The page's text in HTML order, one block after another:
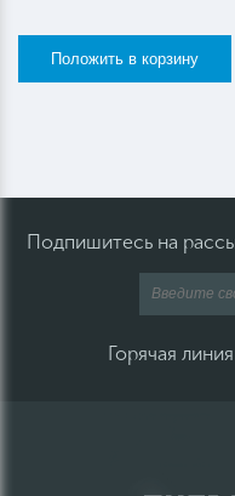
Подпишитесь на
Горячая линия